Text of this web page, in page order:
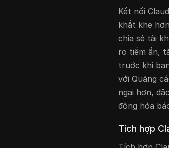
Kết nối
khắt khe
chia sẻ tài
ro tiềm ẩn,
trước khi
với Quảng
ngại hơn,
động hóa
Tích hợp